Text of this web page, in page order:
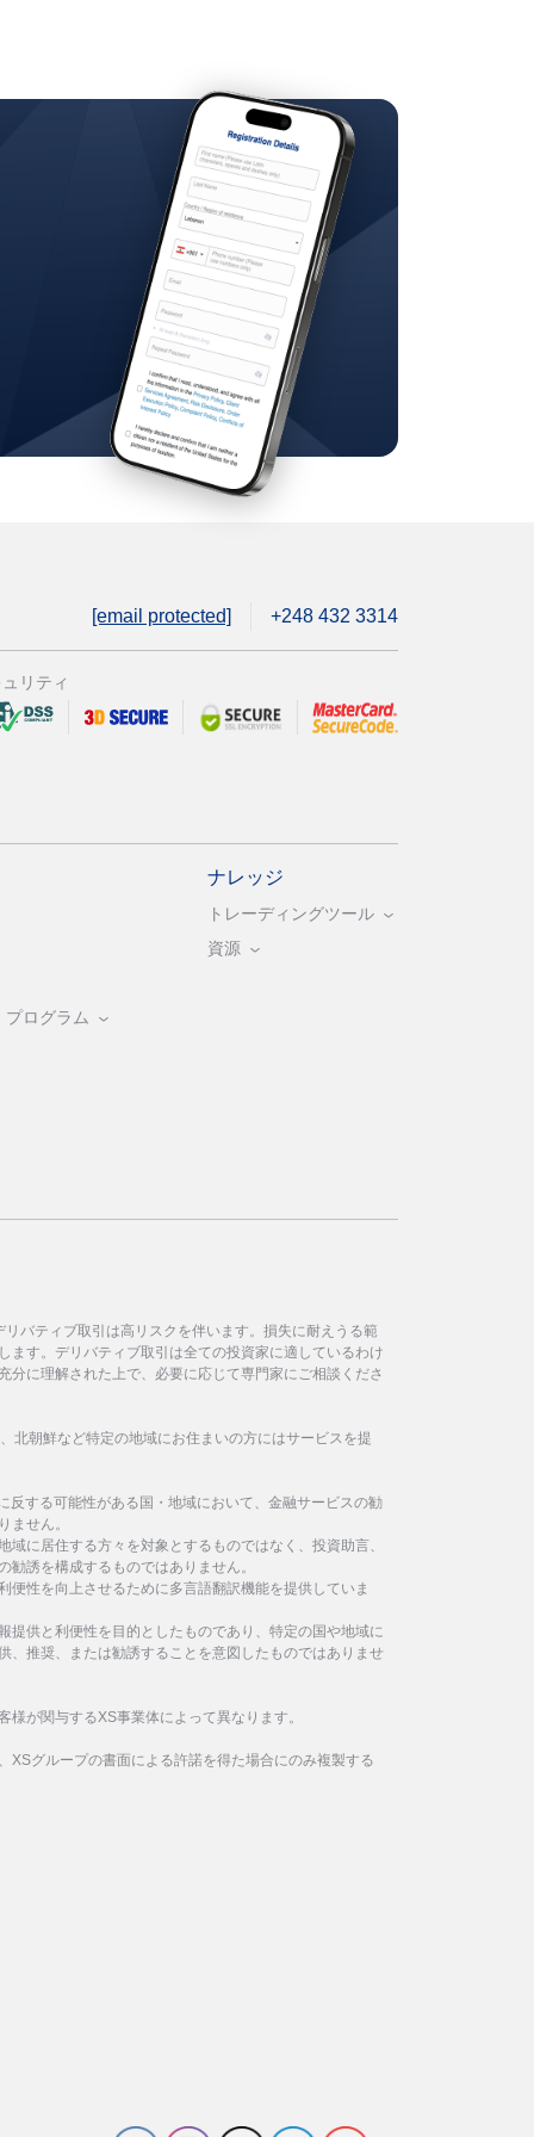
[email protected] +248 432 3314
リティ
プログラム
ナレッジ
トレーディングツール
資源
バティブ取引は高リスクを伴います。損失に耐えうる範
ます。デリバティブ取引は全ての投資家に適しているわけ
分に理解された上で、必要に応じて専門家にご相談くださ
北朝鮮など特定の地域にお住まいの方にはサービスを提
反する可能性がある国・地域において、金融サービスの勧
ません。
に居住する方々を対象とするものではなく、投資助言、
誘を構成するものではありません。
便性を向上させるために多言語翻訳機能を提供していま
提供と利便性を目的としたものであり、特定の国や地域に
、推奨、または勧誘することを意図したものではありませ
が関与するXS事業体によって異なります。
XSグループの書面による許諾を得た場合にのみ複製する